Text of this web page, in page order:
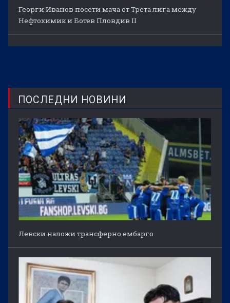
Георги Иванов посети мача от Трета лига между
Нефтохимик и Ботев Пловдив II
ПОСЛЕДНИ НОВИНИ
Левски наложи трансферно ембарго